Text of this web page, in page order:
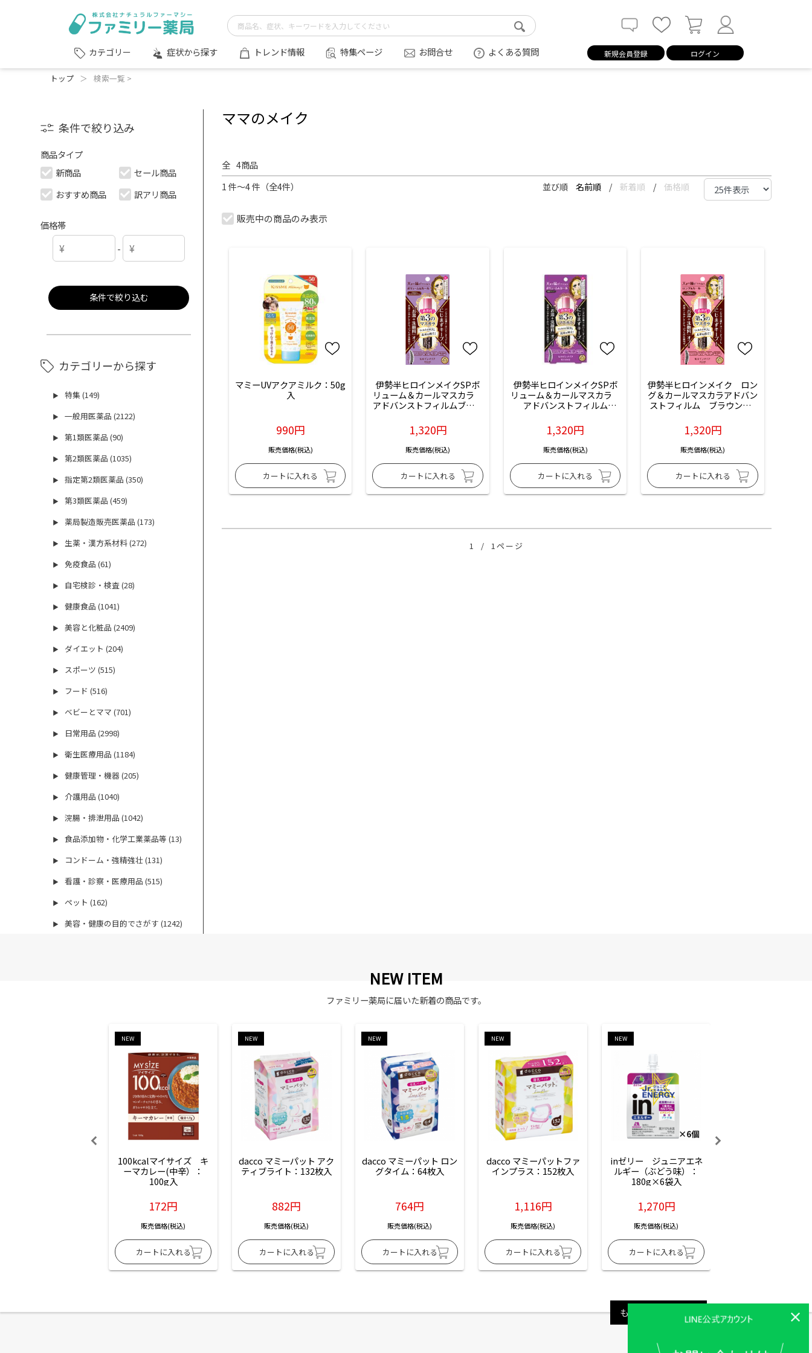
カテゴリー 症状から探す トレンド情報 特集ページ お問合せ よくある質問 新規会員登録 ログイン
トップ ＞ 検索一覧 >
条件で絞り込み
商品タイプ
新商品
セール商品
おすすめ商品
訳アリ商品
価格帯
-
条件で絞り込む
カテゴリーから探す
▶ 特集 (149)
▶ 一般用医薬品 (2122)
▶ 第1類医薬品 (90)
▶ 第2類医薬品 (1035)
▶ 指定第2類医薬品 (350)
▶ 第3類医薬品 (459)
▶ 薬局製造販売医薬品 (173)
▶ 生薬・漢方系材料 (272)
▶ 免疫食品 (61)
▶ 自宅検診・検査 (28)
▶ 健康食品 (1041)
▶ 美容と化粧品 (2409)
▶ ダイエット (204)
▶ スポーツ (515)
▶ フード (516)
▶ ベビーとママ (701)
▶ 日常用品 (2998)
▶ 衛生医療用品 (1184)
▶ 健康管理・機器 (205)
▶ 介護用品 (1040)
▶ 浣腸・排泄用品 (1042)
▶ 食品添加物・化学工業薬品等 (13)
▶ コンドーム・強精強壮 (131)
▶ 看護・診察・医療用品 (515)
▶ ペット (162)
▶ 美容・健康の目的でさがす (1242)
ママのメイク
全 4商品
1 件～4 件（全4件）
並び順 名前順 / 新着順 / 価格順
販売中の商品のみ表示
マミーUVアクアミルク：50g
入
990円
販売価格(税込)
伊勢半ヒロインメイクSPボ
リューム＆カールマスカラ
アドバンストフィルムブラウ
1,320円
販売価格(税込)
伊勢半ヒロインメイクSPボ
リューム＆カールマスカラ
アドバンストフィルム
入
1,320円
販売価格(税込)
伊勢半ヒロインメイク　ロン
グ＆カールマスカラアドバン
ストフィルム　ブラウン：1
1,320円
販売価格(税込)
1 / 1ページ
NEW ITEM
ファミリー薬局に届いた新着の商品です。
NEW
100kcalマイサイズ　キ
ーマカレー(中辛）：
100g入
172円
販売価格(税込)
NEW
dacco マミーパット アク
ティブライト：132枚入
882円
販売価格(税込)
NEW
dacco マミーパット ロン
グタイム：64枚入
764円
販売価格(税込)
NEW
dacco マミーパットファ
インプラス：152枚入
1,116円
販売価格(税込)
NEW
inゼリー　ジュニアエネ
ルギー（ぶどう味）：
180g×6袋入
1,270円
販売価格(税込)
もっと見る